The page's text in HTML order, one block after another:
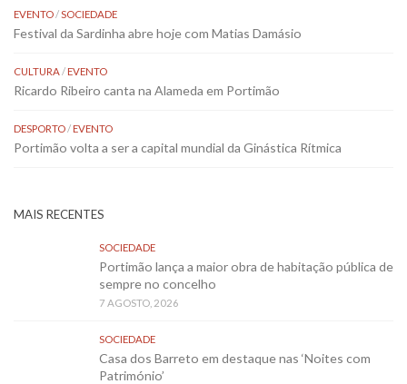
EVENTO/SOCIEDADE
Festival da Sardinha abre hoje com Matias Damásio
CULTURA/EVENTO
Ricardo Ribeiro canta na Alameda em Portimão
DESPORTO/EVENTO
Portimão volta a ser a capital mundial da Ginástica Rítmica
MAIS RECENTES
SOCIEDADE
Portimão lança a maior obra de habitação pública de
sempre no concelho
7 AGOSTO, 2026
SOCIEDADE
Casa dos Barreto em destaque nas ‘Noites com
Património’